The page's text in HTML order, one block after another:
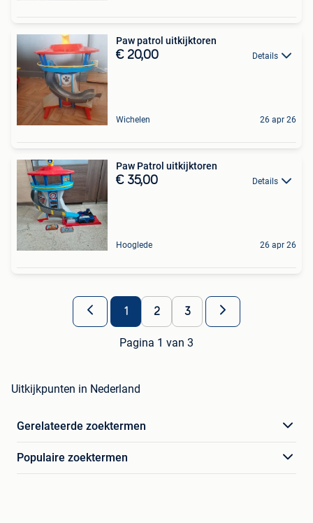
Paw patrol uitkijktoren
€ 20,00 Details
Wichelen 26 apr 26
Paw Patrol uitkijktoren
€ 35,00 Details
Hooglede 26 apr 26
1 2 3
Pagina 1 van 3
Uitkijkpunten in Nederland
Gerelateerde zoektermen
Populaire zoektermen